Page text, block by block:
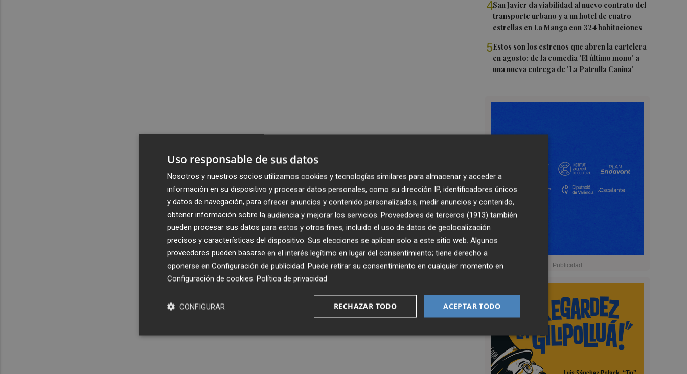
4San Javier da viabilidad al nuevo contrato del
transporte urbano y a un hotel de cuatro
estrellas en La Manga con 324 habitaciones
5Estos son los estrenos que abren la cartelera
en agosto: de la comedia 'El último mono' a
una nueva entrega de 'La Patrulla Canina'
Uso responsable de sus datos
Nosotros y nuestros socios utilizamos cookies y tecnologías similares para almacenar y acceder a
información en su dispositivo y procesar datos personales, como su dirección IP, identificadores únicos
y datos de navegación, para ofrecer anuncios y contenido personalizados, medir anuncios y contenido,
obtener información sobre la audiencia y mejorar los servicios. Proveedores de terceros (1913) también
pueden procesar sus datos para estos y otros fines, incluido el uso de datos de geolocalización
precisos y características del dispositivo. Sus elecciones se aplican solo a este sitio web. Algunos
proveedores pueden basarse en el interés legítimo en lugar del consentimiento; tiene derecho a
oponerse en Configuración de publicidad. Puede retirar su consentimiento en cualquier momento en
Configuración de cookies. Política de privacidad
ACEPTAR TODO
RECHAZAR TODO
CONFIGURAR